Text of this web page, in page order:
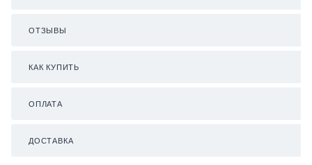
ОТЗЫВЫ
КАК КУПИТЬ
ОПЛАТА
ДОСТАВКА